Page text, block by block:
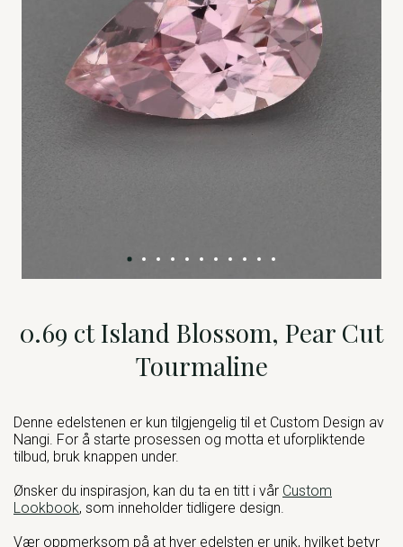
0.69 ct Island Blossom, Pear Cut
Tourmaline
Denne edelstenen er kun tilgjengelig til et Custom Design av
Nangi. For å starte prosessen og motta et uforpliktende
tilbud, bruk knappen under.
Ønsker du inspirasjon, kan du ta en titt i vår Custom
Lookbook, som inneholder tidligere design.
Vær oppmerksom på at hver edelsten er unik, hvilket betyr